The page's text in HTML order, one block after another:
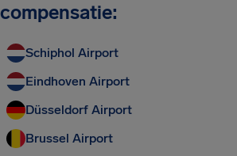
compensatie:
Schiphol Airport
Eindhoven Airport
Düsseldorf Airport
Brussel Airport